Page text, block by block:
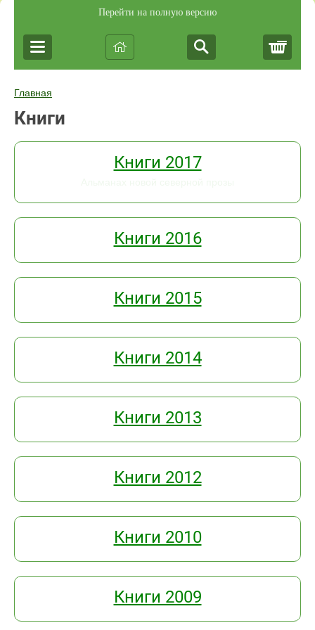
Перейти на полную версию
Главная
Книги
Книги 2017
Книги 2016
Книги 2015
Книги 2014
Книги 2013
Книги 2012
Книги 2010
Книги 2009